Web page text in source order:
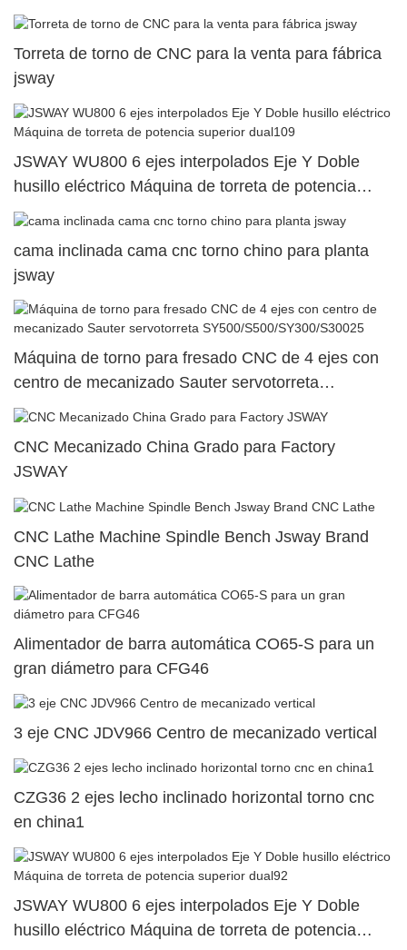
Torreta de torno de CNC para la venta para fábrica
jsway
JSWAY WU800 6 ejes interpolados Eje Y Doble
husillo eléctrico Máquina de torreta de potencia
superior dual109
cama inclinada cama cnc torno chino para planta
jsway
Máquina de torno para fresado CNC de 4 ejes con
centro de mecanizado Sauter servotorreta
SY500/S500/SY300/S30025
CNC Mecanizado China Grado para Factory
JSWAY
CNC Lathe Machine Spindle Bench Jsway Brand
CNC Lathe
Alimentador de barra automática CO65-S para un
gran diámetro para CFG46
3 eje CNC JDV966 Centro de mecanizado vertical
CZG36 2 ejes lecho inclinado horizontal torno cnc
en china1
JSWAY WU800 6 ejes interpolados Eje Y Doble
husillo eléctrico Máquina de torreta de potencia